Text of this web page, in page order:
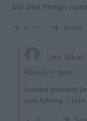
blir den rinnig i
0 Svara
Linn Utbult
Reply to Sara
Hundra procent!
som fyllning. / Linn